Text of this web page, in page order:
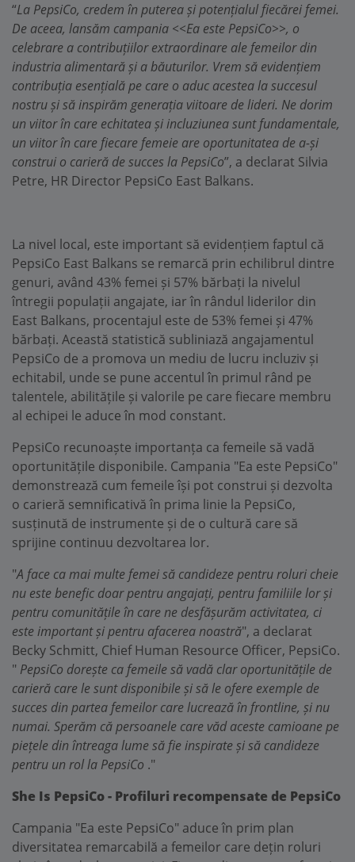
“La PepsiCo, credem în puterea și potențialul fiecărei femei.
De aceea, lansăm campania <<Ea este PepsiCo>>, o
celebrare a contribuțiilor extraordinare ale femeilor din
industria alimentară și a băuturilor. Vrem să evidențiem
contribuția esențială pe care o aduc acestea la succesul
nostru și să inspirăm generația viitoare de lideri. Ne dorim
un viitor în care echitatea și incluziunea sunt fundamentale,
un viitor în care fiecare femeie are oportunitatea de a-și
construi o carieră de succes la PepsiCo”, a declarat Silvia
Petre, HR Director PepsiCo East Balkans.
La nivel local, este important să evidențiem faptul că
PepsiCo East Balkans se remarcă prin echilibrul dintre
genuri, având 43% femei și 57% bărbați la nivelul
întregii populații angajate, iar în rândul liderilor din
East Balkans, procentajul este de 53% femei și 47%
bărbați. Această statistică subliniază angajamentul
PepsiCo de a promova un mediu de lucru incluziv și
echitabil, unde se pune accentul în primul rând pe
talentele, abilitățile și valorile pe care fiecare membru
al echipei le aduce în mod constant.
PepsiCo recunoaște importanța ca femeile să vadă
oportunitățile disponibile. Campania "Ea este PepsiCo"
demonstrează cum femeile își pot construi și dezvolta
o carieră semnificativă în prima linie la PepsiCo,
susținută de instrumente și de o cultură care să
sprijine continuu dezvoltarea lor.
"A face ca mai multe femei să candideze pentru roluri cheie
nu este benefic doar pentru angajați, pentru familiile lor și
pentru comunitățile în care ne desfășurăm activitatea, ci
este important și pentru afacerea noastră", a declarat
Becky Schmitt, Chief Human Resource Officer, PepsiCo.
" PepsiCo dorește ca femeile să vadă clar oportunitățile de
carieră care le sunt disponibile și să le ofere exemple de
succes din partea femeilor care lucrează în frontline, și nu
numai. Sperăm că persoanele care văd aceste camioane pe
piețele din întreaga lume să fie inspirate și să candideze
pentru un rol la PepsiCo ."
She Is PepsiCo - Profiluri recompensate de PepsiCo
Campania "Ea este PepsiCo" aduce în prim plan
diversitatea remarcabilă a femeilor care dețin roluri